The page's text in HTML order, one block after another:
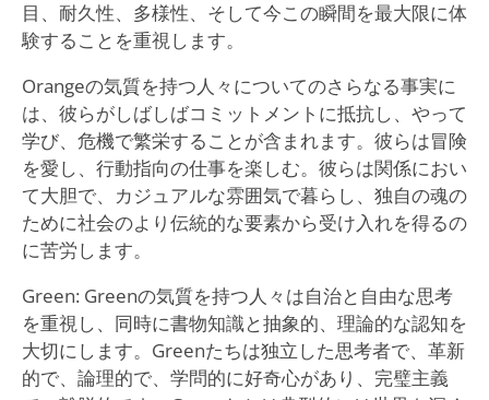
目、耐久性、多様性、そして今この瞬間を最大限に体
験することを重視します。
Orangeの気質を持つ人々についてのさらなる事実に
は、彼らがしばしばコミットメントに抵抗し、やって
学び、危機で繁栄することが含まれます。彼らは冒険
を愛し、行動指向の仕事を楽しむ。彼らは関係におい
て大胆で、カジュアルな雰囲気で暮らし、独自の魂の
ために社会のより伝統的な要素から受け入れを得るの
に苦労します。
Green: Greenの気質を持つ人々は自治と自由な思考
を重視し、同時に書物知識と抽象的、理論的な認知を
大切にします。Greenたちは独立した思考者で、革新
的で、論理的で、学問的に好奇心があり、完璧主義